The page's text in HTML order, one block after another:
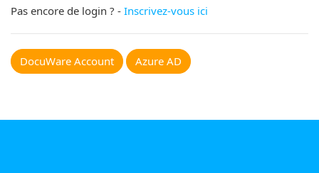
Pas encore de login ? - Inscrivez-vous ici
DocuWare Account Azure AD